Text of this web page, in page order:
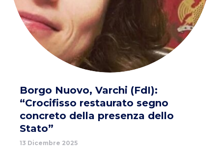
Borgo Nuovo, Varchi (FdI):
“Crocifisso restaurato segno
concreto della presenza dello
Stato”
13 Dicembre 2025